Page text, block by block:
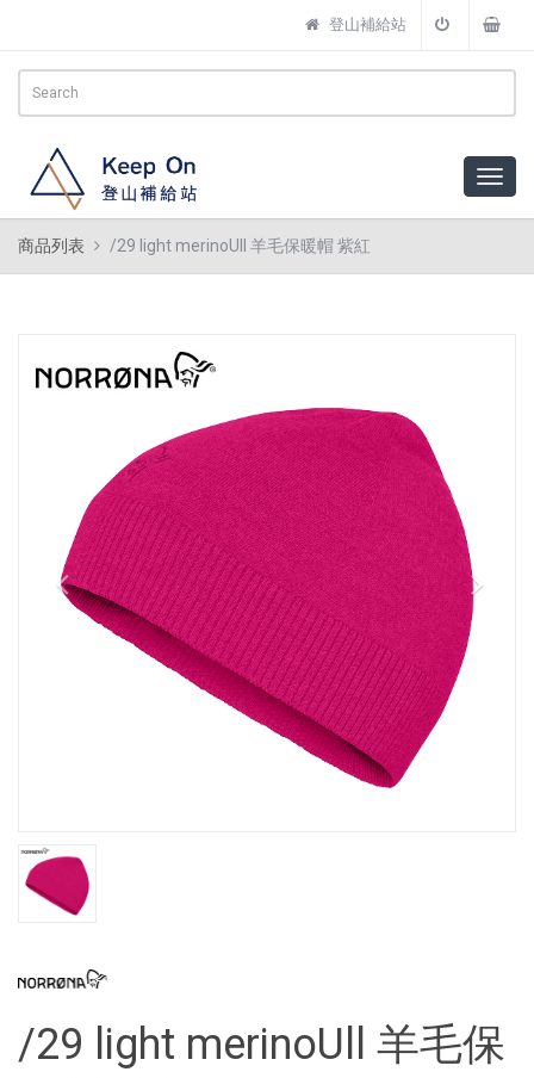
登山補給站
商品列表 /29 light merinoUll 羊毛保暖帽 紫紅
/29 light merinoUll 羊毛保